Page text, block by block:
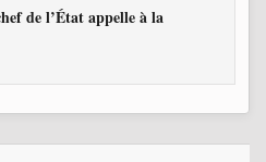
de l’État appelle à la